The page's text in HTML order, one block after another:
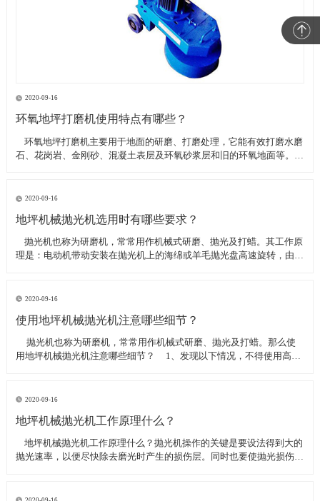
2020-09-16
环氧地坪打磨机使用特点有哪些？
​ 环氧地坪打磨机主要用于地面的研磨、打磨处理，它能有效打磨水磨
石、花岗岩、金刚砂、混凝土表层及环氧砂浆层和旧的环氧地面等。具
地坪工程处理的必备设
2020-09-16
地坪机械抛光机选用时有哪些要求？
​ 抛光机也称为研磨机，常常用作机械式研磨、抛光及打蜡。其工作原
理是：电动机带动安装在抛光机上的海绵或羊毛抛光盘高速旋转，由于
求？
2020-09-16
使用地坪机械抛光机注意哪些细节？
​ 抛光机也称为研磨机，常常用作机械式研磨、抛光及打蜡。那么使
用地坪机械抛光机注意哪些细节？ 1、发现以下情况，不得使用高速
2020-09-16
地坪机械抛光机工作原理什么？
​ 地坪机械抛光机工作原理什么？抛光机操作的关键是要设法得到大的
抛光速率，以便尽快除去磨光时产生的损伤层。同时也要使抛光损伤层
较深；后者要求使用最细的